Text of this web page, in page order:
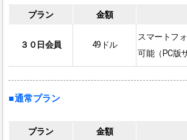
プラン 金額
３０日会員 49ドル
スマートフ
可能（PC版
■通常プラン
プラン 金額